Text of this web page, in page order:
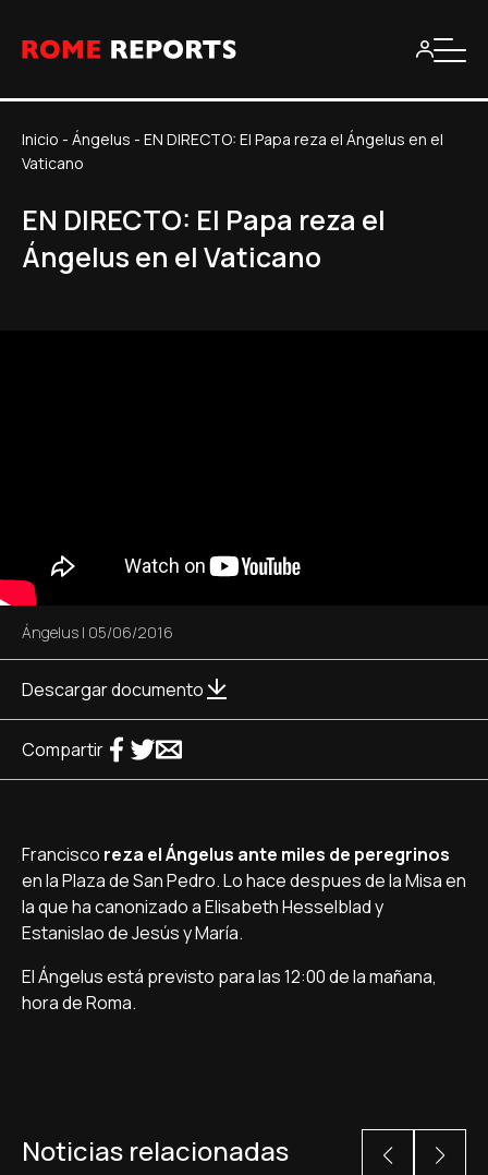
Inicio - Ángelus - EN DIRECTO: El Papa reza el Ángelus en el
Vaticano
EN DIRECTO: El Papa reza el
Ángelus en el Vaticano
Ángelus | 05/06/2016
Descargar documento
Compartir
Francisco reza el Ángelus ante miles de peregrinos
en la Plaza de San Pedro. Lo hace despues de la Misa en
la que ha canonizado a Elisabeth Hesselblad y
Estanislao de Jesús y María.
El Ángelus está previsto para las 12:00 de la mañana,
hora de Roma.
Noticias relacionadas